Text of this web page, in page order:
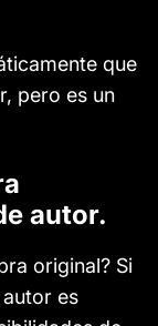
que
pero es un
autor.
original? Si
es